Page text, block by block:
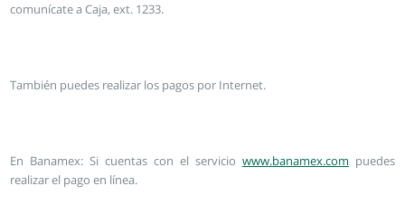
comunícate a Caja, ext. 1233.
También puedes realizar los pagos por Internet.
En Banamex: Si cuentas con el servicio www.banamex.com puedes
realizar el pago en línea.